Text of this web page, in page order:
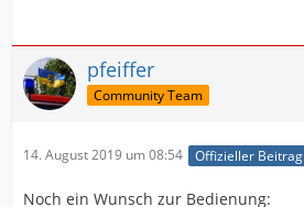
pfeiffer
Community Team
14. August 2019 um 08:54 Offizieller Beitrag
Noch ein Wunsch zur Bedienung: